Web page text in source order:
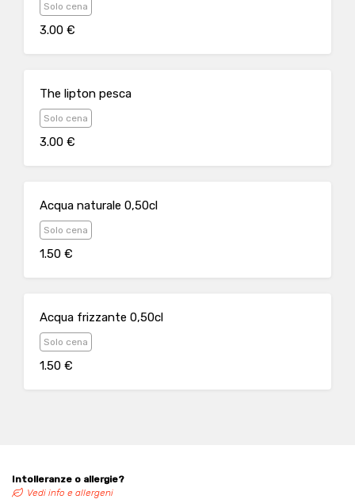
Solo cena
3.00 €
The lipton pesca
Solo cena
3.00 €
Acqua naturale 0,50cl
Solo cena
1.50 €
Acqua frizzante 0,50cl
Solo cena
1.50 €
Intolleranze o allergie?
Vedi info e allergeni